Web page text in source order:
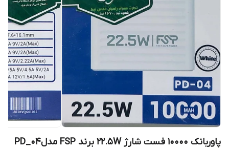
پاوربانک 10000 فست شارژ 22.5W برند FSP مدلPD_04